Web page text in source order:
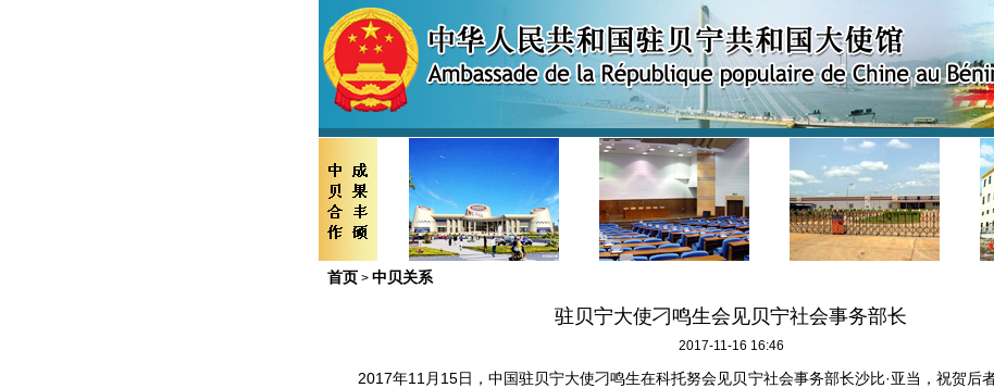
首页 > 中贝关系
驻贝宁大使刁鸣生会见贝宁社会事务部长
2017-11-16 16:46
2017年11月15日，中国驻贝宁大使刁鸣生在科托努会见贝宁社会事务部长沙比·亚当，祝贺后